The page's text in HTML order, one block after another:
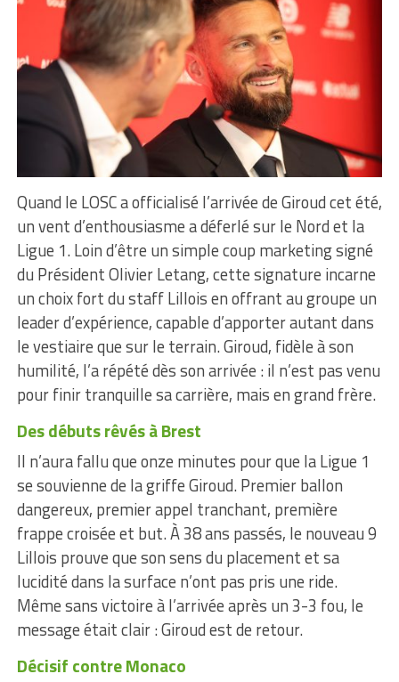
Quand le LOSC a officialisé l’arrivée de Giroud cet été,
un vent d’enthousiasme a déferlé sur le Nord et la
Ligue 1. Loin d’être un simple coup marketing signé
du Président Olivier Letang, cette signature incarne
un choix fort du staff Lillois en offrant au groupe un
leader d’expérience, capable d’apporter autant dans
le vestiaire que sur le terrain. Giroud, fidèle à son
humilité, l’a répété dès son arrivée : il n’est pas venu
pour finir tranquille sa carrière, mais en grand frère.
Des débuts rêvés à Brest
Il n’aura fallu que onze minutes pour que la Ligue 1
se souvienne de la griffe Giroud. Premier ballon
dangereux, premier appel tranchant, première
frappe croisée et but. À 38 ans passés, le nouveau 9
Lillois prouve que son sens du placement et sa
lucidité dans la surface n’ont pas pris une ride.
Même sans victoire à l’arrivée après un 3-3 fou, le
message était clair : Giroud est de retour.
Décisif contre Monaco